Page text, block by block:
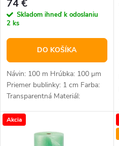
r
o
d
u
k
o
d
u
k
t
74 €
Skladom ihneď k odoslaniu
2 ks
DO KOŠÍKA
Návin: 100 m Hrúbka: 100 μm
Priemer bublinky: 1 cm Farba:
Transparentná Materiál:
Akcia